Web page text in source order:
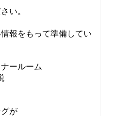
い。
報をもって準備してい
ールーム
が